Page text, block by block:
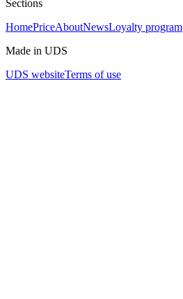
Sections
HomePriceAboutNewsLoyalty program
Made in UDS
UDS websiteTerms of use